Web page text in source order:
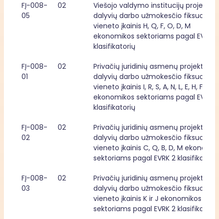
FĮ-008-
05
02
Viešojo valdymo institucijų projektų
dalyvių darbo užmokesčio fiksuotasis
vieneto įkainis H, Q, F, O, D, M
ekonomikos sektoriams pagal EVRK 2
klasifikatorių
FĮ-008-
01
02
Privačių juridinių asmenų projektų
dalyvių darbo užmokesčio fiksuotasis
vieneto įkainis I, R, S, A, N, L, E, H, F, G, P
ekonomikos sektoriams pagal EVRK 2
klasifikatorių
FĮ-008-
02
02
Privačių juridinių asmenų projektų
dalyvių darbo užmokesčio fiksuotasis
vieneto įkainis C, Q, B, D, M
sektoriams pagal EVRK 2 klasifikatorių
FĮ-008-
03
02
Privačių juridinių asmenų projektų
dalyvių darbo užmokesčio fiksuotasis
vieneto įkainis K ir J ekonomikos
sektoriams pagal EVRK 2 klasifikatorių